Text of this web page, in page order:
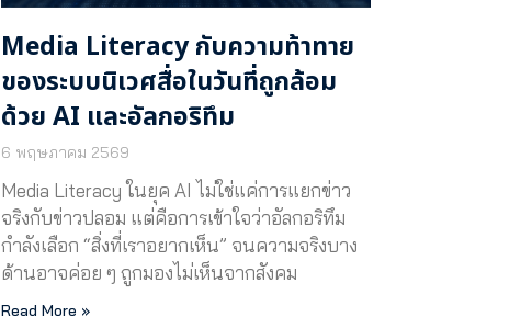
Media Literacy กับความท้าทาย
ของระบบนิเวศสื่อในวันที่ถูกล้อม
ด้วย AI และอัลกอริทึม
6 พฤษภาคม 2569
Media Literacy ในยุค AI ไม่ใช่แค่การแยกข่าว
จริงกับข่าวปลอม แต่คือการเข้าใจว่าอัลกอริทึม
กำลังเลือก “สิ่งที่เราอยากเห็น” จนความจริงบาง
ด้านอาจค่อย ๆ ถูกมองไม่เห็นจากสังคม
Read More »